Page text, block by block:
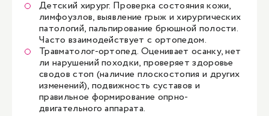
Детский хирург. Проверка состояния кожи,
лимфоузлов, выявление грыж и хирургических
патологий, пальпирование брюшной полости.
Часто взаимодействует с ортопедом.
Травматолог-ортопед. Оценивает осанку, нет
ли нарушений походки, проверяет здоровье
сводов стоп (наличие плоскостопия и других
изменений), подвижность суставов и
правильное формирование опрно-
двигательного аппарата.